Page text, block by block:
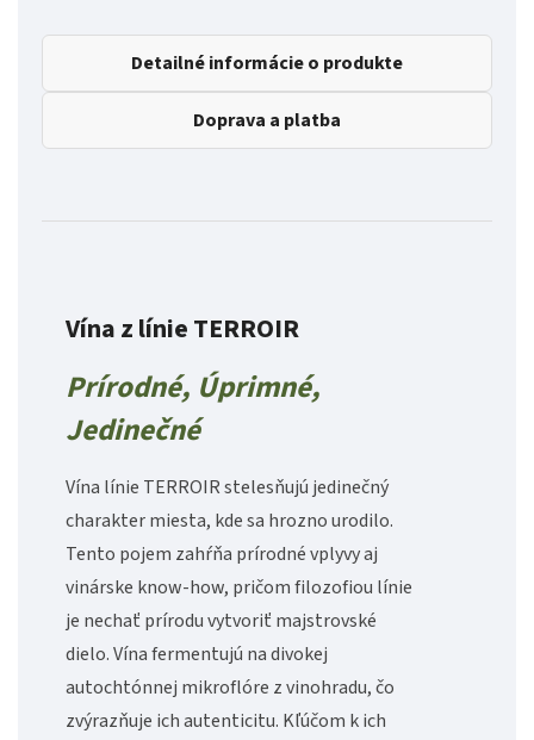
Detailné informácie o produkte
Doprava a platba
Vína z línie TERROIR
Prírodné, Úprimné,
Jedinečné
Vína línie TERROIR stelesňujú jedinečný
charakter miesta, kde sa hrozno urodilo.
Tento pojem zahŕňa prírodné vplyvy aj
vinárske know-how, pričom filozofiou línie
je nechať prírodu vytvoriť majstrovské
dielo. Vína fermentujú na divokej
autochtónnej mikroflóre z vinohradu, čo
zvýrazňuje ich autenticitu. Kľúčom k ich